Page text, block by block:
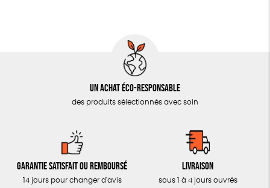
CUISINE / NUTRITION
ACCESSOIRES
Un achat éco-responsable
des produits sélectionnés avec soin
Garantie satisfait ou remboursé
14 jours pour changer d'avis
Livraison
sous 1 à 4 jours ouvrés